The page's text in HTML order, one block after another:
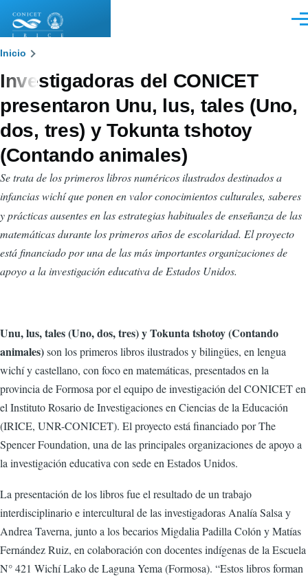
Sobrescribir
enlaces
de
ayuda
a
la
navegación
Inicio
Investigadoras del CONICET
presentaron Unu, lus, tales (Uno,
dos, tres) y Tokunta tshotoy
(Contando animales)
Se trata de los primeros libros numéricos ilustrados destinados a
infancias wichíque ponen en valor conocimientos culturales, saberes
y prácticas ausentes en las estrategias habituales de enseñanza de las
matemáticas durante los primeros años de escolaridad. El proyecto
está financiado por una de las más importantes organizaciones de
apoyo a la investigación educativa de Estados Unidos.
Unu, lus, tales (Uno, dos, tres) y Tokunta tshotoy (Contando
animales)son los primeros libros ilustrados y bilingües, en lengua
wichí y castellano, con foco en matemáticas, presentados en la
provincia de Formosa por el equipo de investigación del CONICET en
el Instituto Rosario de Investigaciones en Ciencias de la Educación
(IRICE, UNR-CONICET). El proyecto está financiado por The
Spencer Foundation, una de las principales organizaciones de apoyo a
la investigación educativa con sede en Estados Unidos.
La presentación de los libros fue el resultado de un trabajo
interdisciplinario e intercultural de las investigadoras Analía Salsa y
Andrea Taverna, junto a los becarios Migdalia Padilla Colón y Matías
Fernández Ruiz, en colaboración con docentes indígenas de la Escuela
N° 421 Wichí Lako de Laguna Yema (Formosa). “Estos libros forman